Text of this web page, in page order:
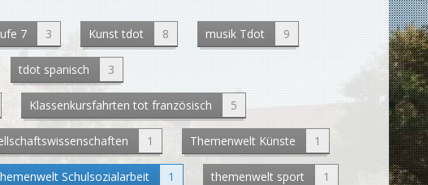
7 3 Kunst tdot 8 musik Tdot 9
tdot spanisch 3
Klassenkursfahrten tot französisch 5
1 Themenwelt Künste 1
Schulsozialarbeit 1 themenwelt sport 1